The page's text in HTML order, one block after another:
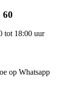
60
tot 18:00 uur
op Whatsapp